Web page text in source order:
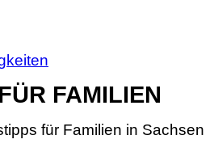
FAMILIEN
für Familien in Sachsen